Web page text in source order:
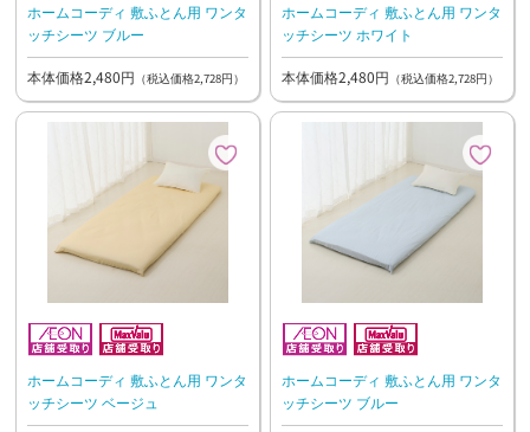
ホームコーディ 敷ふとん用 ワンタ
ッチシーツ ブルー
本体価格2,480円 （税込価格2,728円）
ホームコーディ 敷ふとん用 ワンタ
ッチシーツ ホワイト
本体価格2,480円 （税込価格2,728円）
ホームコーディ 敷ふとん用 ワンタ
ッチシーツ ベージュ
ホームコーディ 敷ふとん用 ワンタ
ッチシーツ ブルー